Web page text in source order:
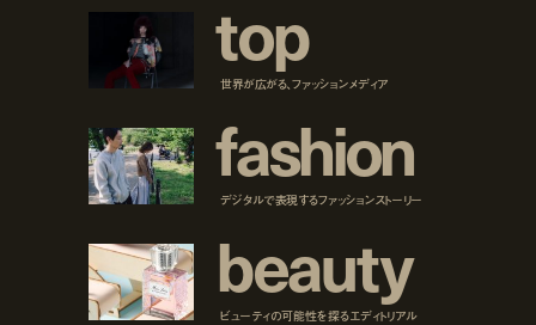
top
世界が広がる、ファッションメディア
fashion
デジタルで表現するファッションストーリー
beauty
ビューティの可能性を探るエディトリアル